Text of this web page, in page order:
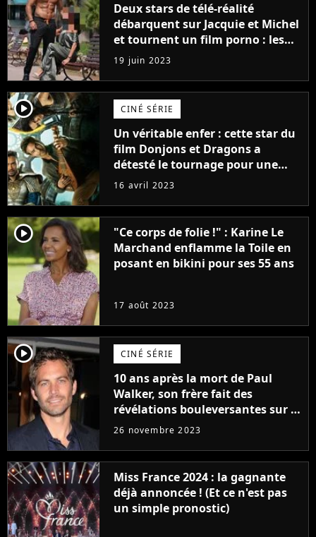
Deux stars de télé-réalité
débarquent sur Jacquie et Michel
et tournent un film porno : les
premières images du tournage
(exclu)
19 juin 2023
player2 CINÉ SÉRIE
Un véritable enfer : cette star du
film Donjons et Dragons a
détesté le tournage pour une
raison très spéciale
16 avril 2023
player2
"Ce corps de folie !" : Karine Le
Marchand enflamme la Toile en
posant en bikini pour ses 55 ans
17 août 2023
player2 CINÉ SÉRIE
10 ans après la mort de Paul
Walker, son frère fait des
révélations bouleversantes sur la
réaction des acteurs de Fast and
26 novembre 2023
Miss France 2024 : la gagnante
déjà annoncée ! (Et ce n'est pas
un simple pronostic)